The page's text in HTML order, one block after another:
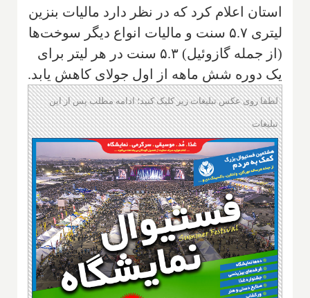
استان اعلام کرد که در نظر دارد مالیات بنزین
لیتری ۵.۷ سنت و مالیات انواع دیگر سوخت‌ها
(از جمله گازوئیل) ۵.۳ سنت در هر لیتر برای
یک دوره شش ماهه از اول جولای کاهش یابد.
لطفا روی عکس تبلیغات زیر کلیک کنید؛ ادامه مطلب پس از این
تبلیغات